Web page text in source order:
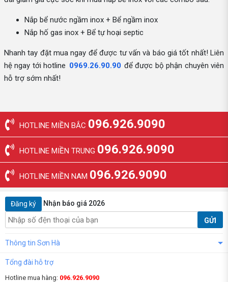
Nắp bể nước ngầm inox + Bể ngầm inox
Nắp hố gas inox + Bể tự hoại septic
Nhanh tay đặt mua ngay để được tư vấn và báo giá tốt nhất! Liên
hệ ngay tới hotline 0969.26.90.90 để được bộ phận chuyên viên
hỗ trợ sớm nhất!
HOTLINE MIỀN BẮC 096.926.9090
HOTLINE MIỀN TRUNG 096.926.9090
HOTLINE MIỀN NAM 096.926.9090
Đăng ký Nhận báo giá 2026
GỬI
Thông tin Sơn Hà
Tổng đài hỗ trợ
Hotline mua hàng: 096.926.9090